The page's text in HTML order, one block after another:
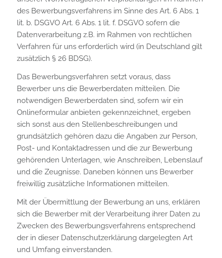
des Bewerbungsverfahrens im Sinne des Art. 6 Abs. 1
lit. b. DSGVO Art. 6 Abs. 1 lit. f. DSGVO sofern die
Datenverarbeitung z.B. im Rahmen von rechtlichen
Verfahren für uns erforderlich wird (in Deutschland gilt
zusätzlich § 26 BDSG).
Das Bewerbungsverfahren setzt voraus, dass
Bewerber uns die Bewerberdaten mitteilen. Die
notwendigen Bewerberdaten sind, sofern wir ein
Onlineformular anbieten gekennzeichnet, ergeben
sich sonst aus den Stellenbeschreibungen und
grundsätzlich gehören dazu die Angaben zur Person,
Post- und Kontaktadressen und die zur Bewerbung
gehörenden Unterlagen, wie Anschreiben, Lebenslauf
und die Zeugnisse. Daneben können uns Bewerber
freiwillig zusätzliche Informationen mitteilen.
Mit der Übermittlung der Bewerbung an uns, erklären
sich die Bewerber mit der Verarbeitung ihrer Daten zu
Zwecken des Bewerbungsverfahrens entsprechend
der in dieser Datenschutzerklärung dargelegten Art
und Umfang einverstanden.